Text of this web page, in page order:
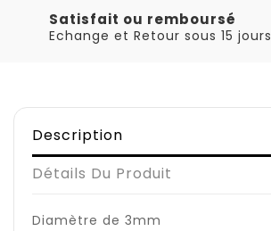
Satisfait ou remboursé
Echange et Retour sous 15 jours
Description
Détails Du Produit
Diamètre de 3mm